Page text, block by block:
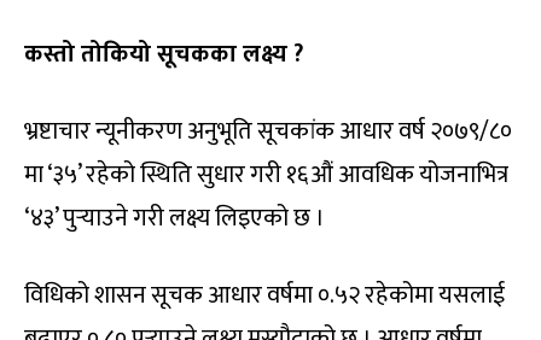
कस्तो तोकियो सूचकका लक्ष्य ?
भ्रष्टाचार न्यूनीकरण अनुभूति सूचकांक आधार वर्ष २०७९/८०
मा ‘३५’ रहेको स्थिति सुधार गरी १६औं आवधिक योजनाभित्र
‘४३’ पुर्‍याउने गरी लक्ष्य लिइएको छ ।
विधिको शासन सूचक आधार वर्षमा ०.५२ रहेकोमा यसलाई